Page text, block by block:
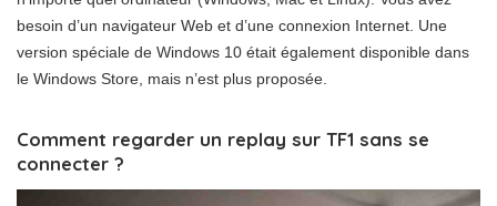
besoin d’un navigateur Web et d’une connexion Internet. Une
version spéciale de Windows 10 était également disponible dans
le Windows Store, mais n’est plus proposée.
Comment regarder un replay sur TF1 sans se
connecter ?